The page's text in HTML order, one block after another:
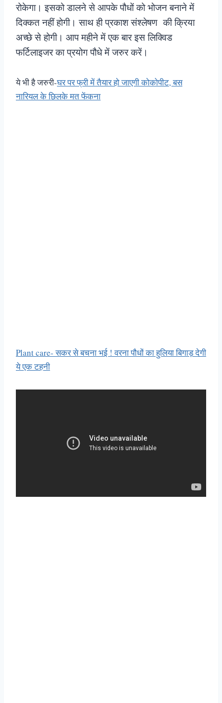
रोकेगा। इसको डालने से आपके पौधों को भोजन बनाने में
दिक्कत नहीं होगी। साथ ही प्रकाश संश्लेषण की क्रिया
अच्छे से होगी। आप महीने में एक बार इस लिक्विड
फर्टिलाइजर का प्रयोग पौधे में जरुर करें।
ये भी है जरुरी-घर पर फ्री में तैयार हो जाएगी कोकाेपीट, बस
नारियल के छिलके मत फेंकना
Plant care- सकर से बचना भई ! वरना पौधों का हुलिया बिगाड़ देगी
ये एक टहनी